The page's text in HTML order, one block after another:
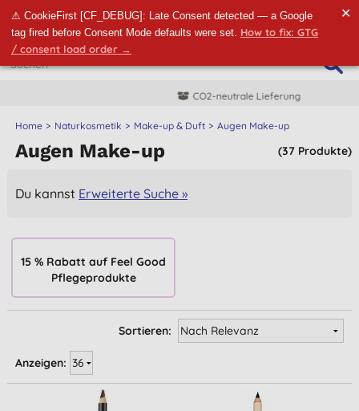
⚠ CookieFirst [CF_DEBUG]: Late Consent detected — a Google
tag fired before Consent Mode defaults were set. How to fix: GTG
/ consent load order →
✕
CO2-neutrale Lieferung
Home Naturkosmetik Make-up & Duft Augen Make-up
(37 Produkte)
Augen Make-up
Du kannst Erweiterte Suche »
15 % Rabatt auf Feel Good
Pflegeprodukte
Sortieren:
Anzeigen: